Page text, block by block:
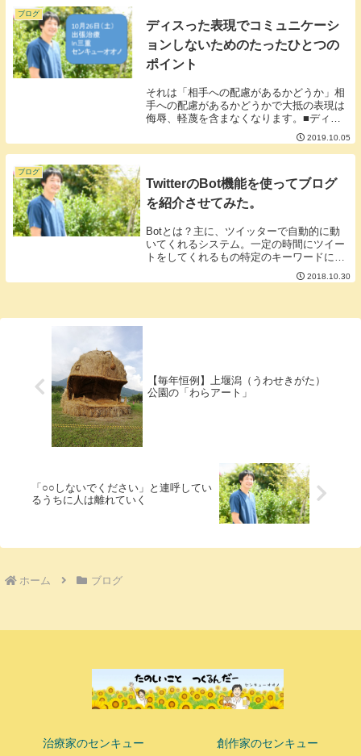
ブログ
ディスった表現でコミュニケーシ
ョンしないためのたったひとつの
ポイント
それは「相手への配慮があるかどうか」相
手への配慮があるかどうかで大抵の表現は
侮辱、軽蔑を含まなくなります。■ディス
った表現してくる人はただ単に配慮が足り
ていないだけでいいアドバイスをしようと
している可能性もある。例えばアンドロイ
2019.10.05
ブログ
TwitterのBot機能を使ってブログ
を紹介させてみた。
Botとは？主に、ツイッターで自動的に動
いてくれるシステム。一定の時間にツイー
トをしてくれるもの特定のキーワードに反
応してくれるものなどなど様々なタイプの
Botがあります。▼私のおすすめブログを
2018.10.30
【毎年恒例】上堰潟（うわせきがた）
公園の「わらアート」
「○○しないでください」と連呼してい
るうちに人は離れていく
ホーム ブログ
治療家のセンキュー 創作家のセンキュー